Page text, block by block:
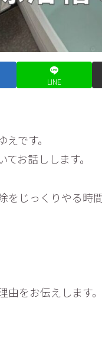
LINE
です。
お話しします。
じっくりやる時
をお伝えします。